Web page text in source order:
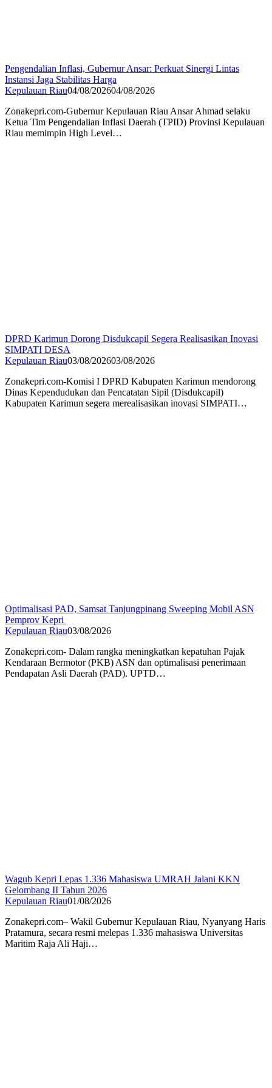
Pengendalian Inflasi, Gubernur Ansar: Perkuat Sinergi Lintas
Instansi Jaga Stabilitas Harga
Kepulauan Riau04/08/202604/08/2026
Zonakepri.com-Gubernur Kepulauan Riau Ansar Ahmad selaku
Ketua Tim Pengendalian Inflasi Daerah (TPID) Provinsi Kepulauan
Riau memimpin High Level…
DPRD Karimun Dorong Disdukcapil Segera Realisasikan Inovasi
SIMPATI DESA
Kepulauan Riau03/08/202603/08/2026
Zonakepri.com-Komisi I DPRD Kabupaten Karimun mendorong
Dinas Kependudukan dan Pencatatan Sipil (Disdukcapil)
Kabupaten Karimun segera merealisasikan inovasi SIMPATI…
Optimalisasi PAD, Samsat Tanjungpinang Sweeping Mobil ASN
Pemprov Kepri
Kepulauan Riau03/08/2026
Zonakepri.com- Dalam rangka meningkatkan kepatuhan Pajak
Kendaraan Bermotor (PKB) ASN dan optimalisasi penerimaan
Pendapatan Asli Daerah (PAD). UPTD…
Wagub Kepri Lepas 1.336 Mahasiswa UMRAH Jalani KKN
Gelombang II Tahun 2026
Kepulauan Riau01/08/2026
Zonakepri.com– Wakil Gubernur Kepulauan Riau, Nyanyang Haris
Pratamura, secara resmi melepas 1.336 mahasiswa Universitas
Maritim Raja Ali Haji…